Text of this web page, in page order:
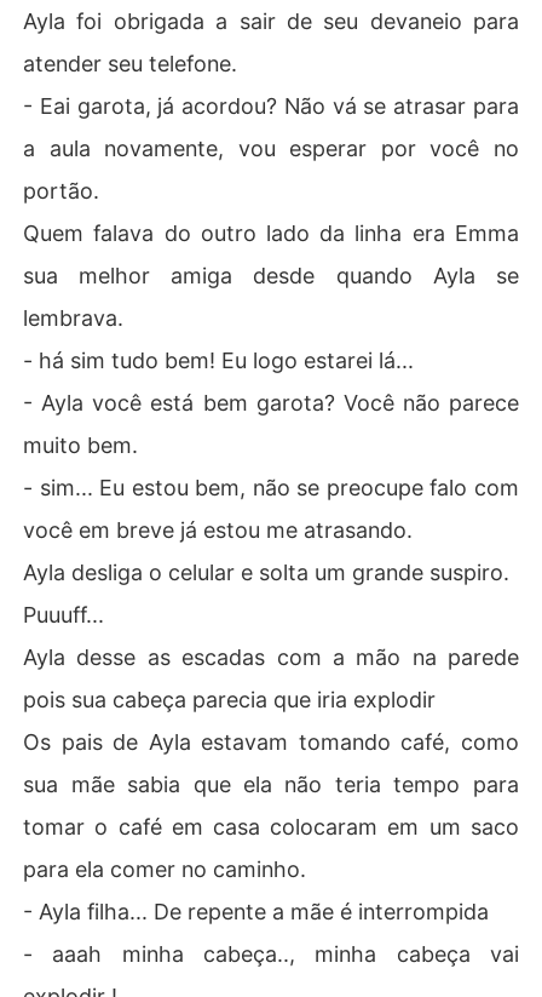
- Pai o senhor sabe que eu não vou fazer parte disso, d
eixe-a em paz... O senhor quer começar outra guerra e
m busca de poder?!
Ao ouvir seu filho impertinente uma grande raiva se for
ma no peito de Valeryus e ele dispara..
- CALADO, seu moleque ingrato já está na hora de segui
r o objetivo pelo qual você veio a esse mundo, por um m
otivo e somente por ele. Os poderes dela iram desperta
tudo estará pronto e com a sua ajuda ela estará do nos
so lado.
em agora vá..
- Sim, meu senhor.
Dois dias depois...
- aaaah diz Will, nunca imaginaria que estaria aqui de n
ovo... E dessa vez... Eu não posso tenho como engana-l
Ayla foi obrigada a sair de seu devaneio para
atender seu telefone.
- Eai garota, já acordou? Não vá se atrasar para
a aula novamente, vou esperar por você no
portão.
Quem falava do outro lado da linha era Emma
sua melhor amiga desde quando Ayla se
lembrava.
- há sim tudo bem! Eu logo estarei lá...
- Ayla você está bem garota? Você não parece
muito bem.
- sim... Eu estou bem, não se preocupe falo com
você em breve já estou me atrasando.
Ayla desliga o celular e solta um grande suspiro.
Puuuff...
Ayla desse as escadas com a mão na parede
pois sua cabeça parecia que iria explodir
Os pais de Ayla estavam tomando café, como
sua mãe sabia que ela não teria tempo para
tomar o café em casa colocaram em um saco
para ela comer no caminho.
- Ayla filha... De repente a mãe é interrompida
- aaah minha cabeça.., minha cabeça vai